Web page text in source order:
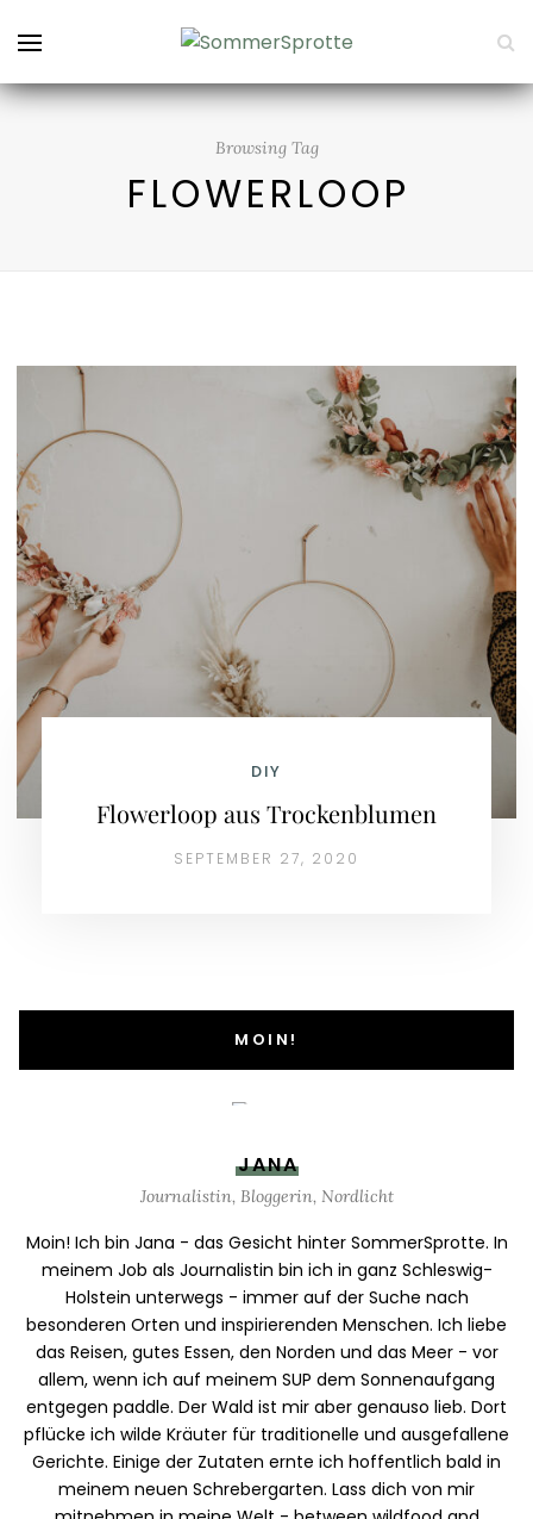
Browsing Tag
FLOWERLOOP
DIY
Flowerloop aus Trockenblumen
SEPTEMBER 27, 2020
MOIN!
JANA
Journalistin, Bloggerin, Nordlicht
Moin! Ich bin Jana - das Gesicht hinter SommerSprotte. In
meinem Job als Journalistin bin ich in ganz Schleswig-
Holstein unterwegs - immer auf der Suche nach
besonderen Orten und inspirierenden Menschen. Ich liebe
das Reisen, gutes Essen, den Norden und das Meer - vor
allem, wenn ich auf meinem SUP dem Sonnenaufgang
entgegen paddle. Der Wald ist mir aber genauso lieb. Dort
pflücke ich wilde Kräuter für traditionelle und ausgefallene
Gerichte. Einige der Zutaten ernte ich hoffentlich bald in
meinem neuen Schrebergarten. Lass dich von mir